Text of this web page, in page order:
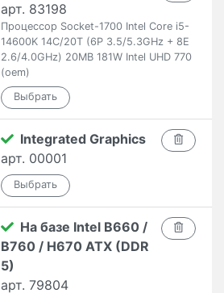
арт. 83198
Процессор Socket-1700 Intel Core i5-
14600K 14C/20T (6P 3.5/5.3GHz + 8E
2.6/4.0GHz) 20MB 181W Intel UHD 770
(oem)
Integrated Graphics
арт. 00001
На базе Intel B660 /
B760 / H670 ATX (DDR
5)
арт. 79804